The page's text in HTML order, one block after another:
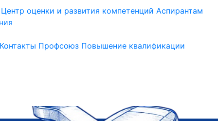
Центр оценки и развития компетенций Аспирантам
Контакты Профсоюз Повышение квалификации